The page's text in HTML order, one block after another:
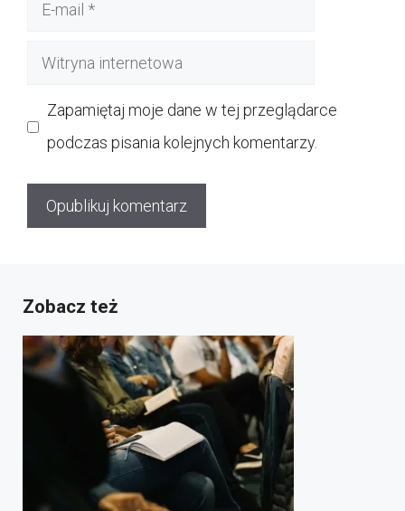
Witryna
Zapamiętaj moje dane w tej przeglądarce
podczas pisania kolejnych komentarzy.
Zobacz też